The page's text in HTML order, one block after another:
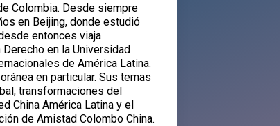
Colombia. Desde siempre
en Beijing, donde estudió
entonces viaja
en la Universidad
de América Latina.
en particular. Sus temas
transformaciones del
China América Latina y el
de Amistad Colombo China.